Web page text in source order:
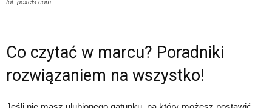
fot. pexels.com
Co czytać w marcu? Poradniki
rozwiązaniem na wszystko!